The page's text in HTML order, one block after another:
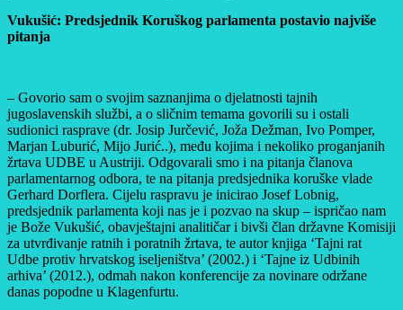
Vukušić: Predsjednik Koruškog parlamenta postavio najviše
pitanja
– Govorio sam o svojim saznanjima o djelatnosti tajnih
jugoslavenskih službi, a o sličnim temama govorili su i ostali
sudionici rasprave (dr. Josip Jurčević, Joža Dežman, Ivo Pomper,
Marjan Luburić, Mijo Jurić..), među kojima i nekoliko proganjanih
žrtava UDBE u Austriji. Odgovarali smo i na pitanja članova
parlamentarnog odbora, te na pitanja predsjednika koruške vlade
Gerhard Dorflera. Cijelu raspravu je inicirao Josef Lobnig,
predsjednik parlamenta koji nas je i pozvao na skup – ispričao nam
je Bože Vukušić, obavještajni analitičar i bivši član državne Komisiji
za utvrđivanje ratnih i poratnih žrtava, te autor knjiga ‘Tajni rat
Udbe protiv hrvatskog iseljeništva’ (2002.) i ‘Tajne iz Udbinih
arhiva’ (2012.), odmah nakon konferencije za novinare održane
danas popodne u Klagenfurtu.